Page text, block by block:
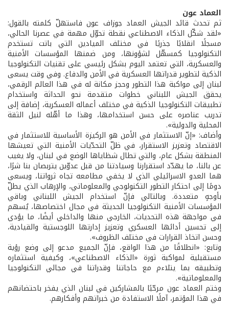
العماد عون
ثم تحدث قائد الجيش العماد جوزاف عون فاستهلّ كلمته بالقول:
«لقد شكّل الذكاء الاصطناعي نقطة تحوّل مهمة في عصرنا الحالي،
مسجلًا انقلابًا جذريًا في مختلف الميادين التي باتت تستخدم
التكنولوجيا كمسهّل لشؤونها، ومن ضمنها المؤسسات الأمنية
والعسكرية، التي تعتمد اليوم بشكل رئيسي على تقنيات التكنولوجيا
الذكية لتطوير قدراتها العسكرية في الأمن والدفاع. وفي وقت يسعى
لبنان إلى مواكبة هذا التطور وحجز مكانة له في هذا العالم الرقمي،
يحقق الجيش اللبناني خطوات متقدمة نحو الحداثة واستخدام
تطبيقات التكنولوجيا الذكية في مختلف أعماله العسكرية، إضافة إلى
تدريب عناصره على حسن استخدامها، وهذا ما أهّله لنيل الثقة
المحلية والدولية».
وأضاف: «إنّ الاستثمار في الأمن هو الركيزة الأساسية للاستثمار في
الاقتصاد وتعزيز الاستقرار، في ظلّ التحدّيات الأمنية التي تعيشها
المنطقة بشكل عام، والتي تطال شظاياها الوضع في لبنان، ولا يغيب
عن بالنا، ما يهدّد استقرارنا وسيادتنا من قبل عدوّين يتربصان بنا شرًا،
هما العدو الاسرائيلي الذي لا يخفي مطامعه تجاه ثرواتنا، ويسعى
دومًا إلى احتكار التطور التكنولوجي والمعلوماتي، والإرهاب الذي يطلّ
بأوجهٍ متعددة. وبالتالي فإنّ استخدام الجيش اللبناني وباقي
المؤسسات الأمنية التكنولوجيا الحديثة في مجال اختصاصها، يُسهم
في مواجهة هذه التحديات، الخارجي منها والداخلي أيضًا، ما يؤدي
إلى تحسين أدائها العسكري وتعزيز إدارتها اللوجستية والقيادية،
وحسن اتخاذ القرارات في مختلف الظروف».
وتابع: «انطلاقًا من هذا الواقع، فإنّ الجميع مدعو إلى وضع رؤية
مستقبلية لمواكبة ثورة «الذكاء الاصطناعي»، وكيفية استثماره
وتطبيقه بما يتلاءم مع حاجاتنا وقدراتنا في مجالي التكنولوجيا
والمعلوماتية».
وختم العماد عون مرحّبًا بالمشاركين في لبنان الذي يفخر باحتضانهم
في هذا المؤتمر، آملًا الاستفادة من خبراتهم وأفكارهم.